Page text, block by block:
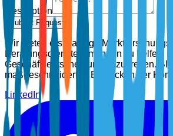
Description
Submit Request
Wir bieten erstklassige
Beratungsdienste, um Ihnen zu helfen,
Geschäftsentscheidungen zu treffen.
maßgeschneiderten Einblicken der
LinkedIn